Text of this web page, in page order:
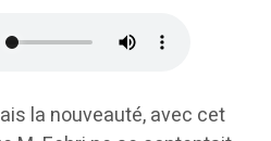
la nouveauté, avec cet